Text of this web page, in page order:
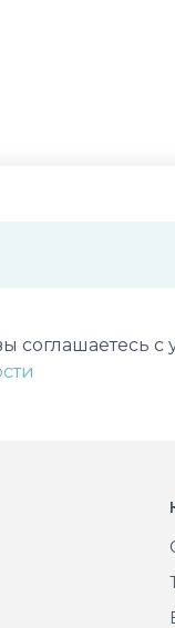
соглашаетесь с